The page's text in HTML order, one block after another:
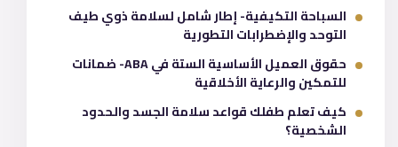
السباحة التكيفية- إطار شامل لسلامة ذوي طيف
التوحد والإضطرابات التطورية
حقوق العميل الأساسية الستة في ABA- ضمانات
للتمكين والرعاية الأخلاقية
كيف تعلم طفلك قواعد سلامة الجسد والحدود
الشخصية؟